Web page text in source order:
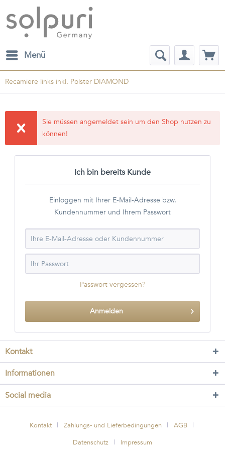
Menü
Recamiere links inkl. Polster DIAMOND
Sie müssen angemeldet sein um den Shop nutzen zu
können!
Ich bin bereits Kunde
Einloggen mit Ihrer E-Mail-Adresse bzw.
Kundennummer und Ihrem Passwort
Passwort vergessen?
Anmelden
Kontakt
Informationen
Social media
Kontakt Zahlungs- und Lieferbedingungen
AGB
Datenschutz
Impressum